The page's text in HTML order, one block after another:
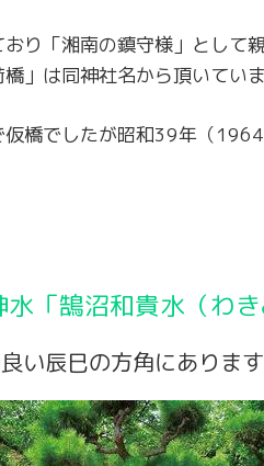
り「湘南の鎮守様」として
」は同神社名から頂いていま
橋でしたが昭和39年（
「鵠沼和貴水（わき
い辰巳の方角にあります